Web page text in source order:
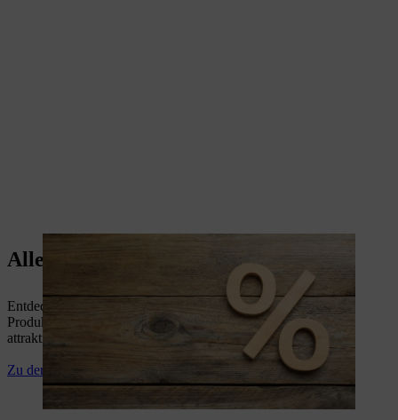
Alle Angebote & Aktionen
Entdecke aktuelle Angebote, Aktionen und STIHL
Produktneuheiten. Sichere dir erstklassige STIHL Qualität zu
attraktiven Sonderpreisen – nur solange der Vorrat reicht!
Zu den Angeboten